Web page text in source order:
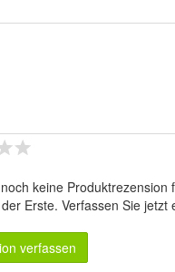
keine
Erste. Verfassen Sie jetzt
verfassen